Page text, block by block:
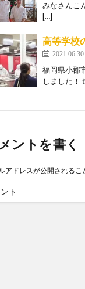
みなさんこ
[…]
高等学校
2021.06.30
福岡県小郡
しました！
ントを書く
アドレスが公開されるこ
ト